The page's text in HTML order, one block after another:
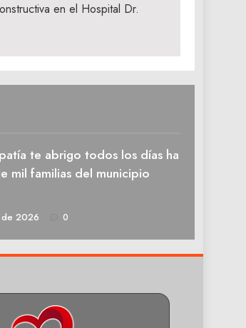
en el Hospital Dr.
te abrigo todos los días ha
mil familias del municipio
2026 0